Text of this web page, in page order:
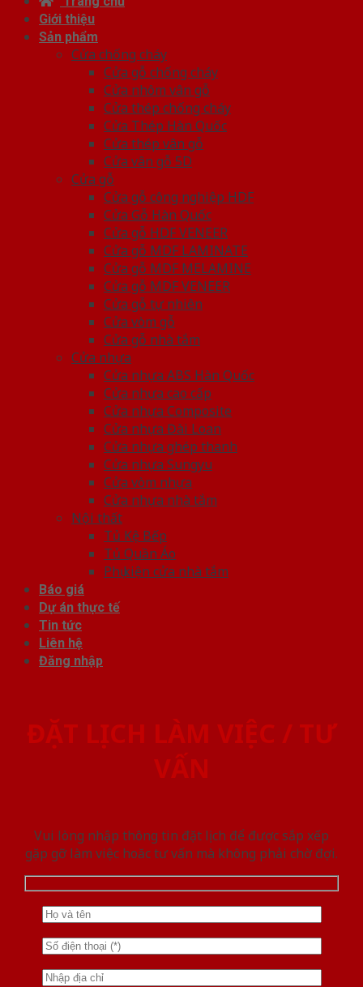
Giới thiệu
Sản phẩm
Cửa chống cháy
Cửa gỗ chống cháy
Cửa nhôm vân gỗ
Cửa thép chống cháy
Cửa Thép Hàn Quốc
Cửa thép vân gỗ
Cửa vân gỗ 5D
Cửa gỗ
Cửa gỗ công nghiệp HDF
Cửa Gỗ Hàn Quốc
Cửa gỗ HDF VENEER
Cửa gỗ MDF LAMINATE
Cửa gỗ MDF MELAMINE
Cửa gỗ MDF VENEER
Cửa gỗ tự nhiên
Cửa vòm gỗ
Cửa gỗ nhà tắm
Cửa nhựa
Cửa nhựa ABS Hàn Quốc
Cửa nhựa cao cấp
Cửa nhựa Composite
Cửa nhựa Đài Loan
Cửa nhựa ghép thanh
Cửa nhựa Sungyu
Cửa vòm nhựa
Cửa nhựa nhà tắm
Nội thất
Tủ Kệ Bếp
Tủ Quần Áo
Phụ kiện cửa nhà tắm
Báo giá
Dự án thực tế
Tin tức
Liên hệ
Đăng nhập
ĐẶT LỊCH LÀM VIỆC / TƯ
VẤN
Vui lòng nhập thông tin đặt lịch để được sắp xếp
gặp gỡ làm việc hoăc tư vấn mà không phải chờ đợi.